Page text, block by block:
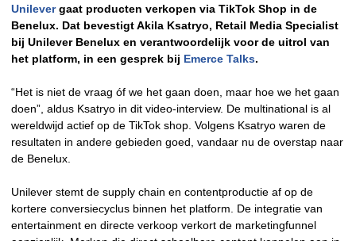
Unilevergaat producten verkopen via TikTok Shop in de
Benelux. Dat bevestigt Akila Ksatryo, Retail Media Specialist
bij Unilever Benelux en verantwoordelijk voor de uitrol van
het platform, in een gesprek bij Emerce Talks.
“Het is niet de vraag óf we het gaan doen, maar hoe we het gaan
doen”, aldus Ksatryo in dit video-interview. De multinational is al
wereldwijd actief op de TikTok shop. Volgens Ksatryo waren de
resultaten in andere gebieden goed, vandaar nu de overstap naar
de Benelux.
Unilever stemt de supply chain en contentproductie af op de
kortere conversiecyclus binnen het platform. De integratie van
entertainment en directe verkoop verkort de marketingfunnel